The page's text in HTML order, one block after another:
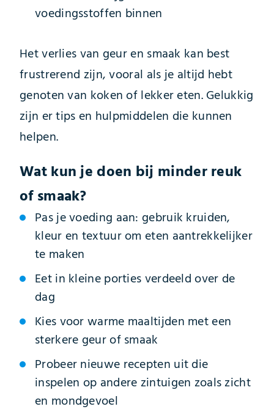
voedingsstoffen binnen
Het verlies van geur en smaak kan best
frustrerend zijn, vooral als je altijd hebt
genoten van koken of lekker eten. Gelukkig
zijn er tips en hulpmiddelen die kunnen
helpen.
Wat kun je doen bij minder reuk
of smaak?
Pas je voeding aan: gebruik kruiden,
kleur en textuur om eten aantrekkelijker
te maken
Eet in kleine porties verdeeld over de
dag
Kies voor warme maaltijden met een
sterkere geur of smaak
Probeer nieuwe recepten uit die
inspelen op andere zintuigen zoals zicht
en mondgevoel